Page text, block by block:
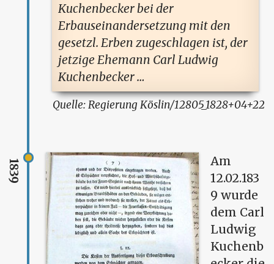
Kuchenbecker bei der
Erbauseinandersetzung mit den
gesetzl. Erben zugeschlagen ist, der
jetzige Ehemann Carl Ludwig
Kuchenbecker …
Regierung Köslin/12805_1828+04+22
1839
Am
12.02.183
9 wurde
dem Carl
Ludwig
Kuchenb